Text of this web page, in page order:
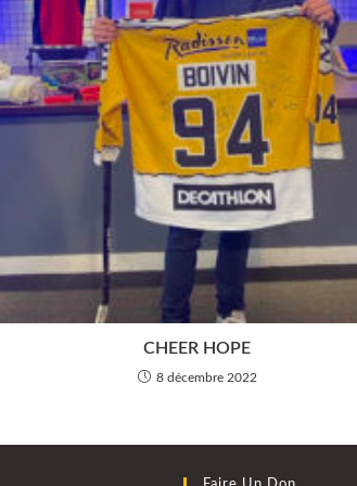
CHEER HOPE
8 décembre 2022